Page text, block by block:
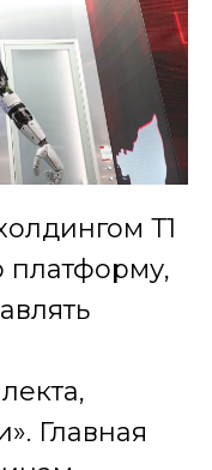
Т1
платформу,
Главная